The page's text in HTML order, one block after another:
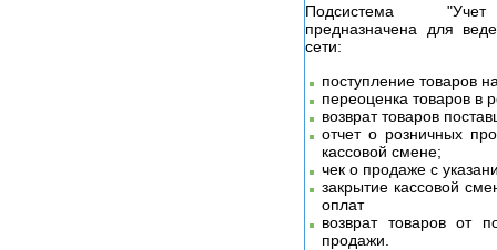
Подсистема "Учет
предназначена для
сети:
поступление товаров
переоценка товаров в
возврат товаров
отчет о розничных
кассовой смене;
чек о продаже с
закрытие кассовой
оплат
возврат товаров от
продажи.